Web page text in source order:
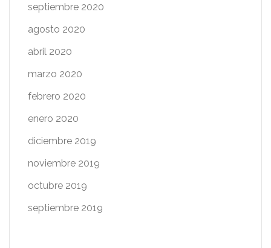
septiembre 2020
agosto 2020
abril 2020
marzo 2020
febrero 2020
enero 2020
diciembre 2019
noviembre 2019
octubre 2019
septiembre 2019